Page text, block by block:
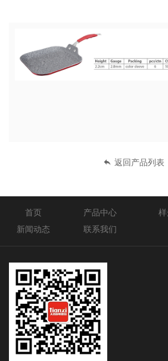
返回产品列表
首页 产品中心
新闻动态
联系我们